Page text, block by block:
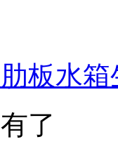
板水
了